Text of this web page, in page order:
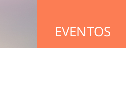
EVENTOS